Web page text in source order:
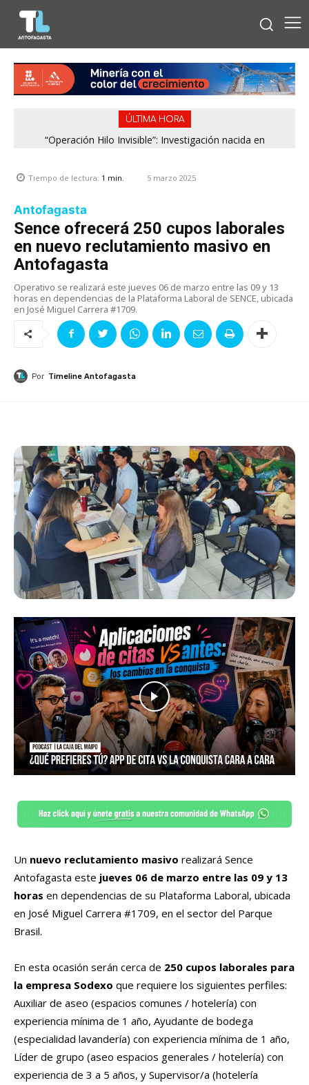
ÚLTIMA HORA
“Operación Hilo Invisible”: Investigación nacida en
Tiempo de lectura: 1 min. 5 marzo 2025
Antofagasta
Sence ofrecerá 250 cupos laborales
en nuevo reclutamiento masivo en
Antofagasta
Operativo se realizará este jueves 06 de marzo entre las 09 y 13
horas en dependencias de la Plataforma Laboral de SENCE, ubicada
en José Miguel Carrera #1709.
Por Timeline Antofagasta
Un nuevo reclutamiento masivo realizará Sence
Antofagasta este jueves 06 de marzo entre las 09 y 13
horas en dependencias de su Plataforma Laboral, ubicada
en José Miguel Carrera #1709, en el sector del Parque
Brasil.
En esta ocasión serán cerca de 250 cupos laborales para
la empresa Sodexo que requiere los siguientes perfiles:
Auxiliar de aseo (espacios comunes / hotelería) con
experiencia mínima de 1 año, Ayudante de bodega
(especialidad lavandería) con experiencia mínima de 1 año,
Líder de grupo (aseo espacios generales / hotelería) con
experiencia de 3 a 5 años, y Supervisor/a (hotelería